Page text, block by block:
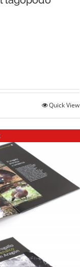
Quick View